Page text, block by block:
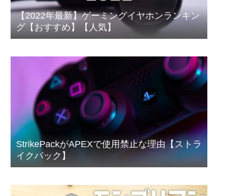
【2022年最新】ゲーミングイヤホンランキン
グ【おすすめ】【人気】
StrikePackがAPEXで使用禁止な理由【ストラ
イクパック】